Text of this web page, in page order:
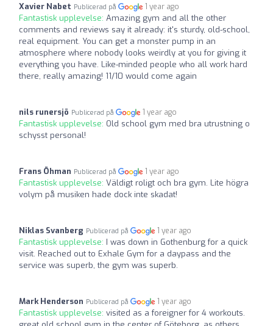
Xavier Nabet Publicerad på 1 year ago
Fantastisk upplevelse: Amazing gym and all the other
comments and reviews say it already: it's sturdy, old-school,
real equipment. You can get a monster pump in an
atmosphere where nobody looks weirdly at you for giving it
everything you have. Like-minded people who all work hard
there, really amazing! 11/10 would come again
nils runersjö Publicerad på 1 year ago
Fantastisk upplevelse: Old school gym med bra utrustning o
schysst personal!
Frans Öhman Publicerad på 1 year ago
Fantastisk upplevelse: Väldigt roligt och bra gym. Lite högra
volym på musiken hade dock inte skadat!
Niklas Svanberg Publicerad på 1 year ago
Fantastisk upplevelse: I was down in Gothenburg for a quick
visit. Reached out to Exhale Gym for a daypass and the
service was superb, the gym was superb.
Mark Henderson Publicerad på 1 year ago
Fantastisk upplevelse: visited as a foreigner for 4 workouts.